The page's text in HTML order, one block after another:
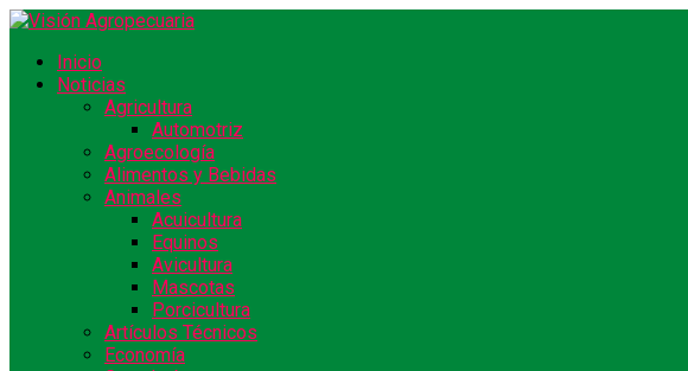
Inicio
Noticias
Agricultura
Automotriz
Agroecología
Alimentos y Bebidas
Animales
Acuicultura
Equinos
Avicultura
Mascotas
Porcicultura
Artículos Técnicos
Economía